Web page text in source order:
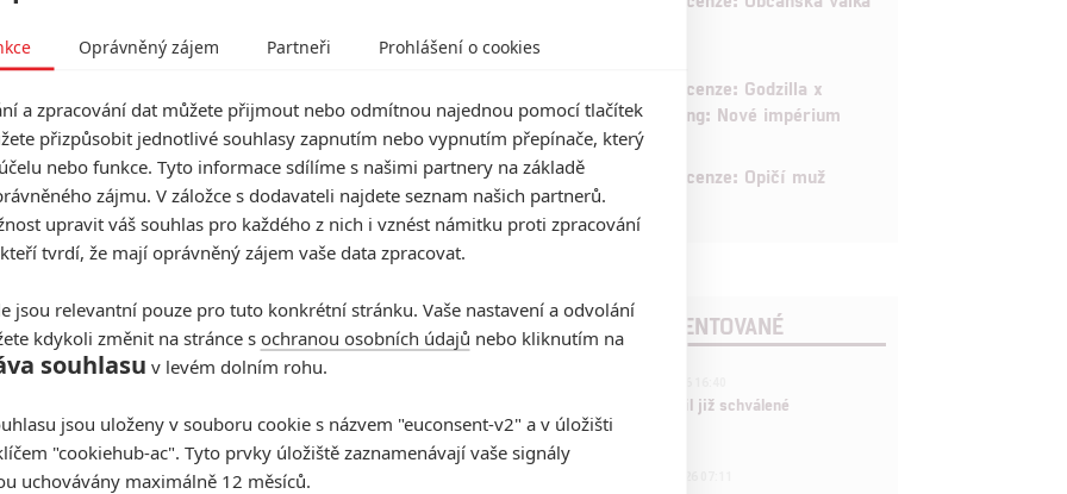
v temných uličkách...grázlíci a vrahouni vždycky
Snad to dopadne dobře a hlavně pochybuju že se film
by jim hodně pomohla
6
Recenze: Godzilla x
Kong: Nové impérium
8 Recenze: Opičí muž
POSLEDNÍ KOMENTOVANÉ
Marvel nečekaně zrušil již schválené
pokračování
433
Oprávněný zájem Partneři Prohlášení o cookies
a zpracování dat můžete přijmout nebo odmítnou najednou pomocí tlačítek
přizpůsobit jednotlivé souhlasy zapnutím nebo vypnutím přepínače, který
nebo funkce. Tyto informace sdílíme s našimi partnery na základě
zájmu. V záložce s dodavateli najdete seznam našich partnerů.
upravit váš souhlas pro každého z nich i vznést námitku proti zpracování
tvrdí, že mají oprávněný zájem vaše data zpracovat.
jsou relevantní pouze pro tuto konkrétní stránku. Vaše nastavení a odvolání
kdykoli změnit na stránce s ochranou osobních údajů nebo kliknutím na
souhlasu v levém dolním rohu.
jsou uloženy v souboru cookie s názvem "euconsent-v2" a v úložišti
"cookiehub-ac". Tyto prvky úložiště zaznamenávají vaše signály
uchovávány maximálně 12 měsíců.